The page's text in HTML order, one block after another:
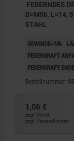
FEDERNDES
D=M06, L=14,
STAHL
GEWINDE=M6
FEDERKRAFT
FEDERKRAFT
Bestellnummer:
1,06 €
zzgl. MwSt.
zzgl. Versandkosten